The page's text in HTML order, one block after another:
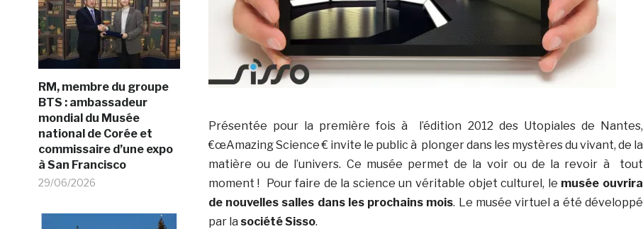
RM, membre du groupe
BTS : ambassadeur
mondial du Musée
national de Corée et
commissaire d’une expo
à San Francisco
29/06/2026
Présentée pour la première fois à l’édition 2012 des Utopiales de Nantes,
€œAmazing Science € invite le public à plonger dans les mystères du vivant, de la
matière ou de l’univers. Ce musée permet de la voir ou de la revoir à tout
moment ! Pour faire de la science un véritable objet culturel, le musée ouvrira
de nouvelles salles dans les prochains mois. Le musée virtuel a été développé
par la société Sisso.